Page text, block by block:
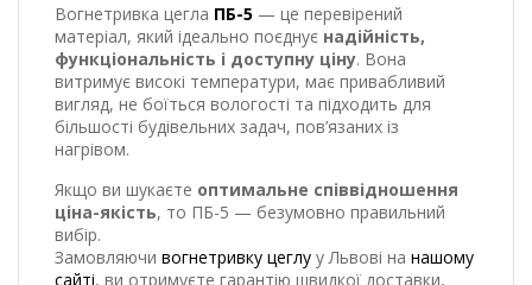
Вогнетривка цегла ПБ-5 — це перевірений
матеріал, який ідеально поєднує надійність,
функціональність і доступну ціну. Вона
витримує високі температури, має привабливий
вигляд, не боїться вологості та підходить для
більшості будівельних задач, пов’язаних із
нагрівом.
Якщо ви шукаєте оптимальне співвідношення
ціна-якість, то ПБ-5 — безумовно правильний
вибір.
Замовляючи вогнетривку цеглу у Львові на нашому
сайті, ви отримуєте гарантію швидкої доставки,